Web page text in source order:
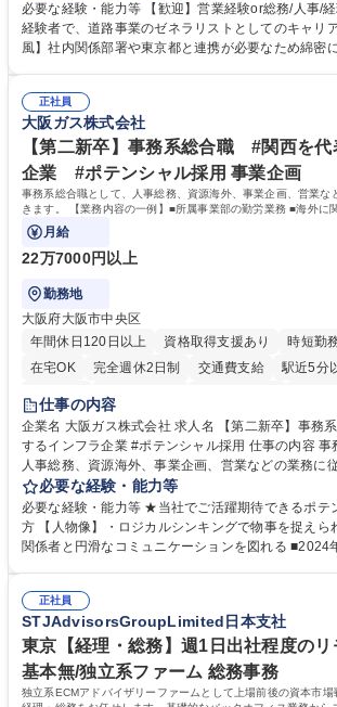
制度やキャリア支援が充実しております！ ※下記業務詳細 【業
管理部門：広報、人事、経理など当公社の運営に係
門：駐車場の新規開拓、管理運営、新宿駅西口広場
道路施設や道路工事現場の見学ツアー事業 ※入社後
へ配属。※業務内容変更の範囲：会社の定める業務 募集職種 【都庁グル
ープ】総合職（事務）◇残業月平均9時間未満／有
必要な経験・能力等 【歓迎】営業経験or総務/人事/
経験者で、道路事業のゼネラリストとしてのキャリ
風】社内関係部署や東京都と連携が必要なため綿密
部門など多岐に渡る業務を経験できます。 ■様々な
事業の他、新宿駅西口広場内に設置された照明を兼
イン」の管理運営を行うなど、事業収益を生み出す
います。 学歴・資格 学歴：大学院 大学 高専 短大 専修学校 高校 語学力：
資格：
正社員
大阪ガス株式会社
【第二新卒】事務系総合職 #関西を代
企業 #ポテンシャル採用 事業企画
事務系総合職として、人事総務、資源海外、事業企画、営業な
きます。 【業務内容の一例】■所属事業部の勤労業務 ■海外に
門の企画スタッフ、ルート営業
月給
22万7000円以上
勤務地
大阪府大阪市中央区
年間休日120日以上
資格取得支援あり 時短勤
在宅OK
完全週休2日制 交通費支給 駅近5分
服装自由
第二新卒歓迎
仕事の内容
企業名 大阪ガス株式会社 求人名 【第二新卒】事務系総合職 #関西を代表
するインフラ企業 #ポテンシャル採用 仕事の内容 事務系総合職として、
人事総務、資源海外、事業企画、営業などの業務に
す。 【業務内容の一例】■所属事業部の勤労業務 ■海
務 ■営業部門の企画スタッフ、ルート営業 【キャリアパス】入社後の配属
ポジションで一定期間ご活躍頂いた後、本人の適性
鑑みてジョブローテーションを行います。 【育成】
表するインフラ企業 #ポテンシャル採用
必要な経験・能力等
必要な経験・能力等 ★当社でご活躍期待できるポテ
方 【人物像】・ロジカルシンキングで物事を捉えら
関係者と円滑なコミュニケーションを図れる ■2024年度から2026年度ま
72.html ■エネルギーセキュリティの不安定化や気候
甚大化など、これまで以上に社会課題解決の重要性
「未来の日常」の創造に向けて持続可能な社会の実
す。 学歴・資格 学歴：大学院 大学 語学力： 資格：
正社員
STJAdvisorsGroupLimited日本支社
東京【経理・総務】週1日出社程度の
基本無/独立系ファーム 総務事務
独立系ECMアドバイザリーファームとして上場前後の資本市